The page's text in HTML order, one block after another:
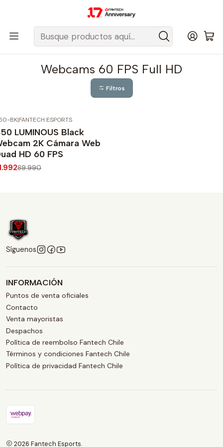
Despacho gratis a todo Chile sobre $50.000 pesos.
Webcams
Webcams 60 FPS Full HD
Webcams 60 FPS Full HD
Filtros
OFF
BK|FANTECH ESPORTS
LUMINOUS Black
2K Cámara Web
HD 60 FPS
89.990
Síguenos
INFORMACIÓN
Puntos de venta oficiales
Contacto
Venta mayoristas
Despachos
Política de reembolso Fantech Chile
Términos y condiciones Fantech Chile
Política de privacidad Fantech Chile
2026 Fantech Esports.